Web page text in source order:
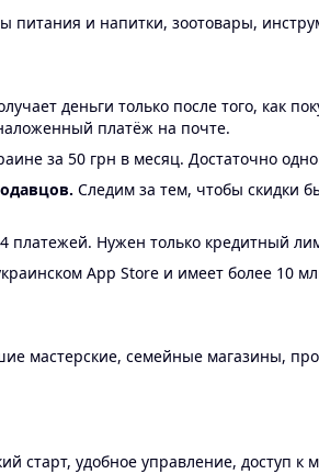
питания и напитки, зоотовары,
деньги только после того, как
платёж на почте.
за 50 грн в месяц. Достаточно
Следим за тем, чтобы скидки
платежей. Нужен только кредитный
App Store и имеет более 10
мастерские, семейные магазины,
старт, удобное управление, доступ к